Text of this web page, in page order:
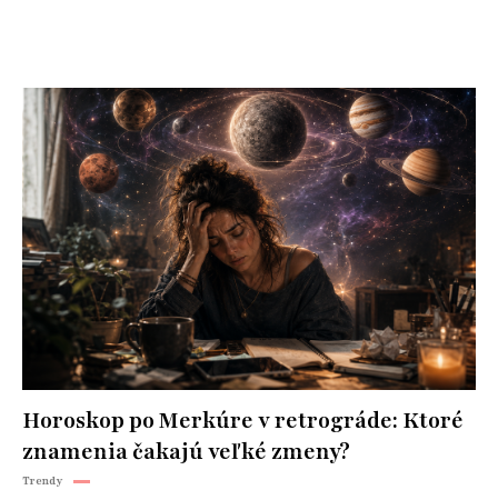
Horoskop po Merkúre v retrográde: Ktoré
znamenia čakajú veľké zmeny?
Trendy